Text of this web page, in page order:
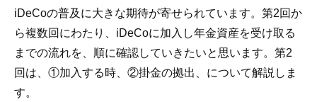
iDeCoの普及に大きな期待が寄せられています。第2回か
ら複数回にわたり、iDeCoに加入し年金資産を受け取る
までの流れを、順に確認していきたいと思います。第2
回は、①加入する時、②掛金の拠出、について解説しま
す。